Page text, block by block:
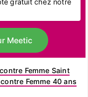
Meetic
Femme Saint
Femme 40 ans